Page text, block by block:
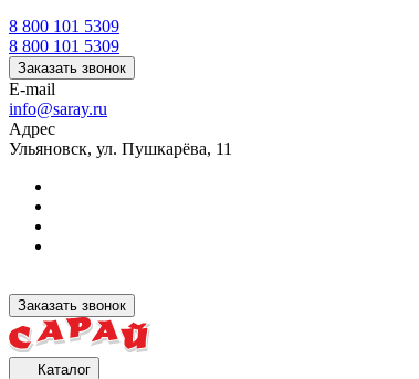
8 800 101 5309
8 800 101 5309
Заказать звонок
E-mail
info@saray.ru
Адрес
Ульяновск, ул. Пушкарёва, 11
Заказать звонок
Каталог